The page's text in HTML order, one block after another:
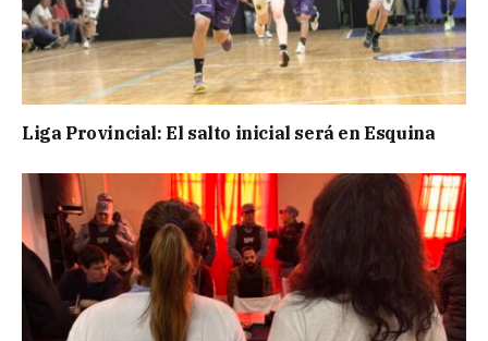
Liga Provincial: El salto inicial será en Esquina